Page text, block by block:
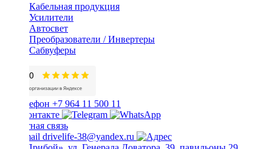
Кабельная продукция
Усилители
Автосвет
Преобразователи / Инвертеры
Сабвуферы
+7 964 11 500 11
Обратная связь
drivelife-38@yandex.ru